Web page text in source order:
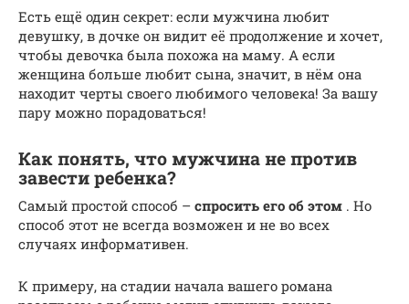
Есть ещё один секрет: если мужчина любит
девушку, в дочке он видит её продолжение и хочет,
чтобы девочка была похожа на маму. А если
женщина больше любит сына, значит, в нём она
находит черты своего любимого человека! За вашу
пару можно порадоваться!
Как понять, что мужчина не против
завести ребенка?
Самый простой способ – спросить его об этом . Но
способ этот не всегда возможен и не во всех
случаях информативен.
К примеру, на стадии начала вашего романа